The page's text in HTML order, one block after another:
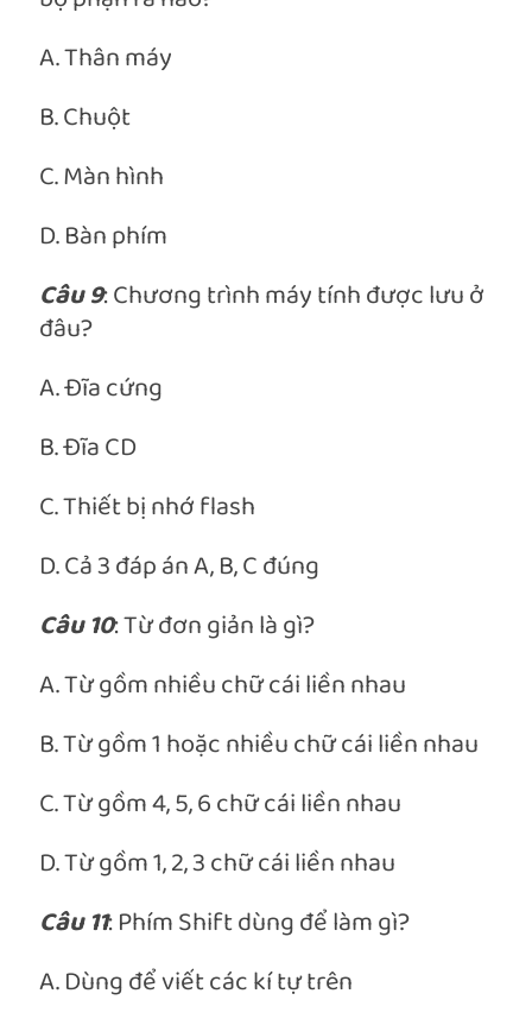
A. Thân máy
B. Chuột
C. Màn hình
D. Bàn phím
Câu 9: Chương trình máy tính được lưu ở
đâu?
A. Đĩa cứng
B. Đĩa CD
C. Thiết bị nhớ flash
D. Cả 3 đáp án A, B, C đúng
Câu 10: Từ đơn giản là gì?
A. Từ gồm nhiều chữ cái liền nhau
B. Từ gồm 1 hoặc nhiều chữ cái liền nhau
C. Từ gồm 4, 5, 6 chữ cái liền nhau
D. Từ gồm 1, 2, 3 chữ cái liền nhau
Câu 11: Phím Shift dùng để làm gì?
A. Dùng để viết các kí tự trên